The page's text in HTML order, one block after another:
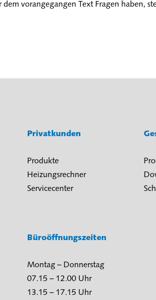
dem vorangegangen Text Fragen haben,
Privatkunden
Produkte
Heizungsrechner
Servicecenter
Büroöffnungszeiten
Montag – Donnerstag
07.15 – 12.00 Uhr
13.15 – 17.15 Uhr